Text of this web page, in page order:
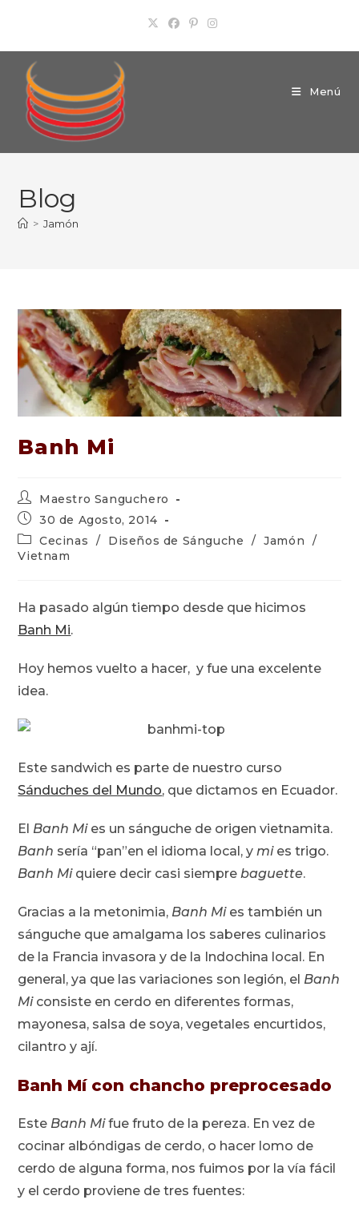
contenido
Menú
Blog
> Jamón
Banh Mi
Autor
de
la
entrada:
Maestro Sanguchero
Publicación
de
la
entrada:
30 de Agosto, 2014
Categoría
de
Cecinas / Diseños de Sánguche / Jamón
/
Vietnam
Ha pasado algún tiempo desde que hicimos
Banh Mi.
Hoy hemos vuelto a hacer, y fue una excelente
idea.
Este sandwich es parte de nuestro curso
Sánduches del Mundo, que dictamos en Ecuador.
El Banh Mies un sánguche de origen vietnamita.
Banh sería “pan”en el idioma local, ymies trigo.
Banh Miquiere decir casi siemprebaguette.
Gracias a la metonimia, Banh Mies también un
sánguche que amalgama los saberes culinarios
de la Francia invasora y de la Indochina local. En
general, ya que las variaciones son legión, el Banh
Miconsiste en cerdo en diferentes formas,
mayonesa, salsa de soya, vegetales encurtidos,
cilantro y ají.
Banh Mí con chancho preprocesado
Este Banh Mifue fruto de la pereza. En vez de
cocinar albóndigas de cerdo, o hacer lomo de
cerdo de alguna forma, nos fuimos por la vía fácil
y el cerdo proviene de tres fuentes: